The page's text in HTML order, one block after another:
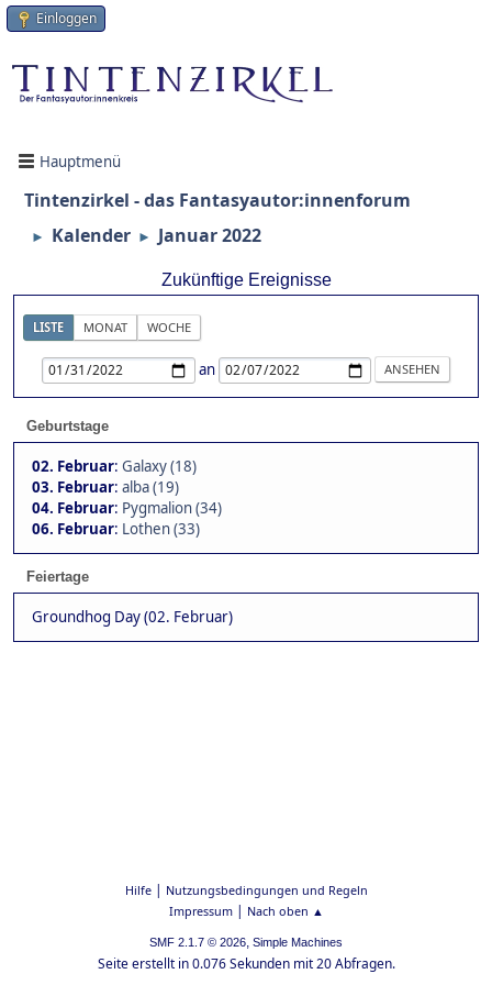
Einloggen
Hauptmenü
Tintenzirkel - das Fantasyautor:innenforum
► Kalender ► Januar 2022
Zukünftige Ereignisse
LISTE MONAT WOCHE
an
Geburtstage
02. Februar: Galaxy (18)
03. Februar: alba (19)
04. Februar: Pygmalion (34)
06. Februar: Lothen (33)
Feiertage
Groundhog Day (02. Februar)
Hilfe| Nutzungsbedingungen und Regeln
Impressum| Nach oben ▲
SMF 2.1.7 © 2026, Simple Machines
Seite erstellt in 0.076 Sekunden mit 20 Abfragen.